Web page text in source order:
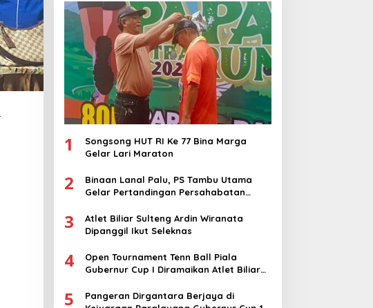
1
Songsong HUT RI Ke 77 Bina Marga
Gelar Lari Maraton
2
Binaan Lanal Palu, PS Tambu Utama
Gelar Pertandingan Persahabatan
3
Atlet Biliar Sulteng Ardin Wiranata
Dipanggil Ikut Seleknas
4
Open Tournament Tenn Ball Piala
Gubernur Cup I Diramaikan Atlet Biliar
5
Pangeran Dirgantara Berjaya di